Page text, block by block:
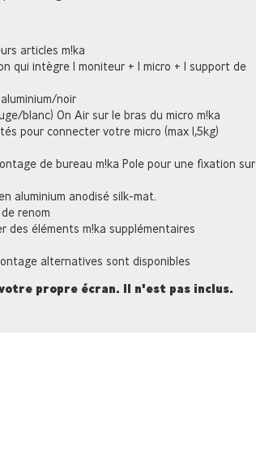
articles m!ka
qui intègre 1 moniteur + 1 micro + 1 support de
noir
blanc) On Air sur le bras du micro m!ka
pour connecter votre micro (max 1,5kg)
de bureau m!ka Pole pour une fixation sur
aluminium anodisé silk-mat.
renom
des éléments m!ka supplémentaires
alternatives sont disponibles
propre écran. Il n'est pas inclus.